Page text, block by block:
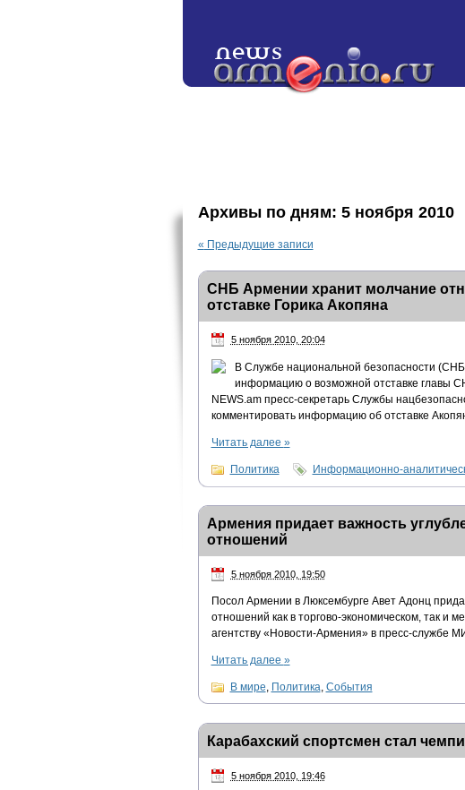
Архивы по дням: 5 ноября 2010
« Предыдущие записи
СНБ Армении хранит молчание
отставке Горика Акопяна
5 ноября 2010, 20:04
В Службе национальной безопасности
информацию о возможной отставке главы
NEWS.am пресс-секретарь Службы
комментировать информацию об отставке
Читать далее »
Политика Информационно-
Армения придает важность
отношений
5 ноября 2010, 19:50
Посол Армении в Люксембурге Авет Адонц
отношений как в торгово-экономическом, так и
агентству «Новости-Армения» в пресс-службе
Читать далее »
В мире, Политика, События
Карабахский спортсмен стал
5 ноября 2010, 19:46